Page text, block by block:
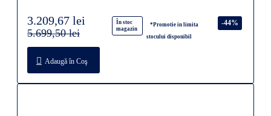
În stoc
magazin
*Promotie in limita
stocului disponibil
-44%
3.209,67 lei
5.699,50 lei
Adaugă în Coş